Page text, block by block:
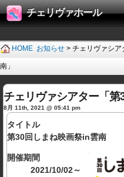
チェリヴァホール
HOME お知らせ > チェリヴァシ
南」
チェリヴァシアター「第
8月 11th, 2021 @ 05:41 pm
タイトル
第30回しまね映画祭in雲南
開催期間
2021/10/02～